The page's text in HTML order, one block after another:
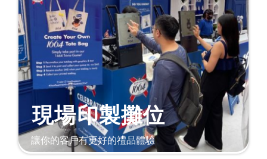
現場印製攤位
讓你的客戶有更好的禮品體驗